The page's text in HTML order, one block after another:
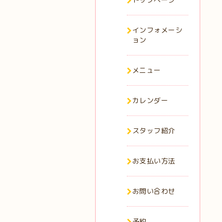
インフォメーシ
ョン
メニュー
カレンダー
スタッフ紹介
お支払い方法
お問い合わせ